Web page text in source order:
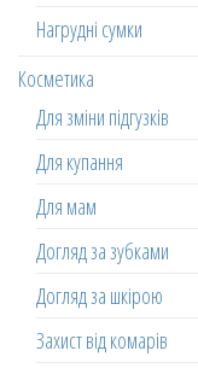
Нагрудні сумки
Косметика
Для зміни підгузків
Для купання
Для мам
Догляд за зубками
Догляд за шкірою
Захист від комарів